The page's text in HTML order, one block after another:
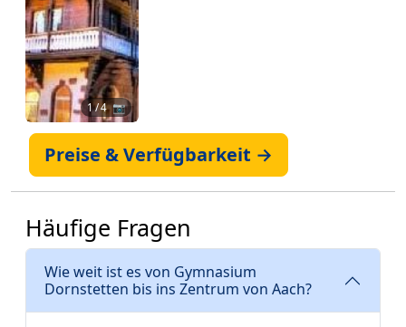
1/ 4 📷
Preise & Verfügbarkeit →
Häufige Fragen
Wie weit ist es von Gymnasium
Dornstetten bis ins Zentrum von Aach?